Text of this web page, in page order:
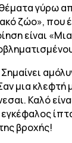
γύρω
ζώο»,
είναι
μια
Καλό
βροχής!